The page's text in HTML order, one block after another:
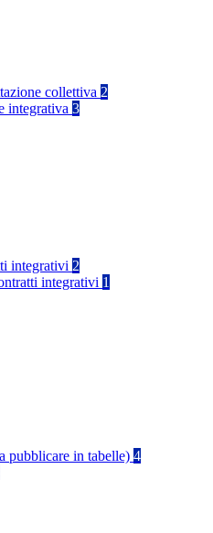
collettiva 2
integrativa 3
integrativi 2
integrativi 1
pubblicare in tabelle) 4